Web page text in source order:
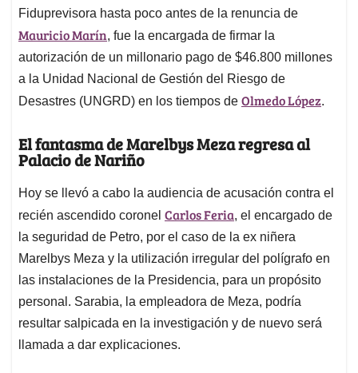
Fiduprevisora hasta poco antes de la renuncia de
Mauricio Marín, fue la encargada de firmar la
autorización de un millonario pago de $46.800 millones
a la Unidad Nacional de Gestión del Riesgo de
Desastres (UNGRD) en los tiempos de Olmedo López.
El fantasma de Marelbys Meza regresa al
Palacio de Nariño
Hoy se llevó a cabo la audiencia de acusación contra el
recién ascendido coronel Carlos Feria, el encargado de
la seguridad de Petro, por el caso de la ex niñera
Marelbys Meza y la utilización irregular del polígrafo en
las instalaciones de la Presidencia, para un propósito
personal. Sarabia, la empleadora de Meza, podría
resultar salpicada en la investigación y de nuevo será
llamada a dar explicaciones.